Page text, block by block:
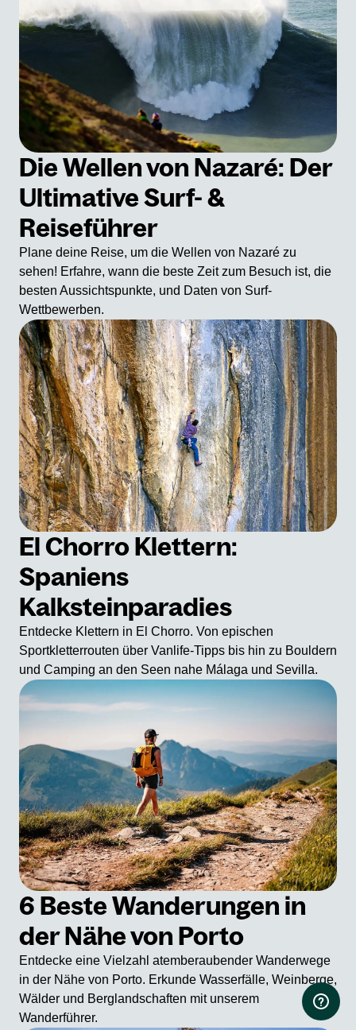
Die Wellen von Nazaré: Der
Ultimative Surf- &
Reiseführer
Plane deine Reise, um die Wellen von Nazaré zu
sehen! Erfahre, wann die beste Zeit zum Besuch ist, die
besten Aussichtspunkte, und Daten von Surf-
Wettbewerben.
El Chorro Klettern:
Spaniens
Kalksteinparadies
Entdecke Klettern in El Chorro. Von epischen
Sportkletterrouten über Vanlife-Tipps bis hin zu Bouldern
und Camping an den Seen nahe Málaga und Sevilla.
6 Beste Wanderungen in
der Nähe von Porto
Entdecke eine Vielzahl atemberaubender Wanderwege
in der Nähe von Porto. Erkunde Wasserfälle, Weinberge,
Wälder und Berglandschaften mit unserem
Wanderführer.